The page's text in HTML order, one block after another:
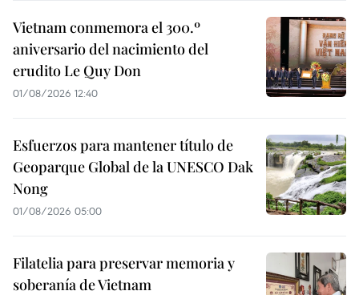
Vietnam conmemora el 300.º
aniversario del nacimiento del
erudito Le Quy Don
01/08/2026 12:40
Esfuerzos para mantener título de
Geoparque Global de la UNESCO Dak
Nong
01/08/2026 05:00
Filatelia para preservar memoria y
soberanía de Vietnam